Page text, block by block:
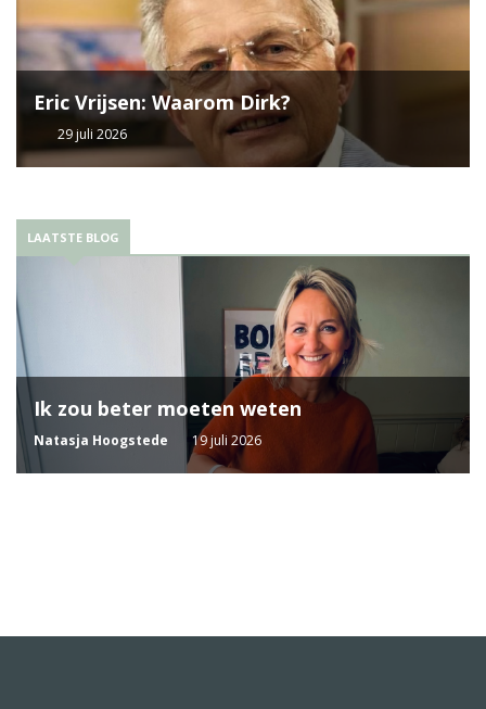
Eric Vrijsen: Waarom Dirk?
29 juli 2026
LAATSTE BLOG
Ik zou beter moeten weten
Natasja Hoogstede 19 juli 2026